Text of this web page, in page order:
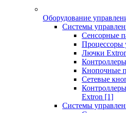
Оборудование
Системы
Сенсорные
Процессоры
Лючки
Кнопочные
Сетевые
Extron [1]
Системы